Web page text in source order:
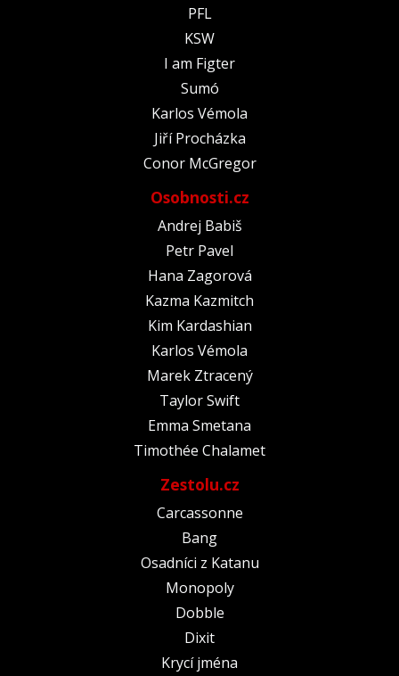
PFL
KSW
I am Figter
Sumó
Karlos Vémola
Jiří Procházka
Conor McGregor
Osobnosti.cz
Andrej Babiš
Petr Pavel
Hana Zagorová
Kazma Kazmitch
Kim Kardashian
Karlos Vémola
Marek Ztracený
Taylor Swift
Emma Smetana
Timothée Chalamet
Zestolu.cz
Carcassonne
Bang
Osadníci z Katanu
Monopoly
Dobble
Dixit
Krycí jména